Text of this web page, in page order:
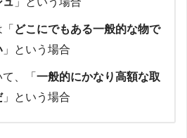
どこにでもある一般的な物で
」という場合
、「 一般的にかなり高額な取
」という場合